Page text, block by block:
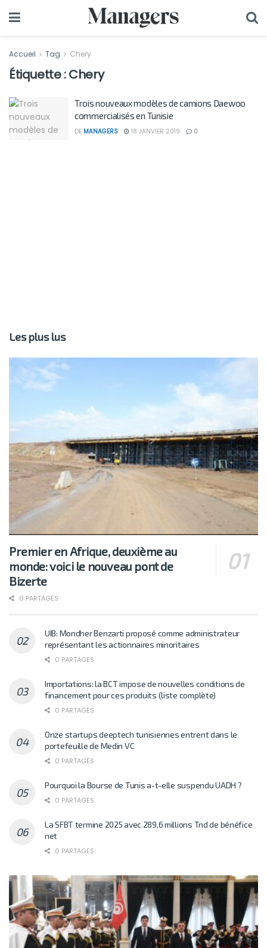
Accueil Tag Chery
Étiquette :Chery
Trois nouveaux modèles de camions Daewoo
commercialisés en Tunisie
DE MANAGERS 18 JANVIER 2019 0
Les plus lus
Premier en Afrique, deuxième au
monde: voici le nouveau pont de
Bizerte
0 PARTAGES
UIB: Mondher Benzarti proposé comme administrateur
représentant les actionnaires minoritaires
0 PARTAGES
Importations: la BCT impose de nouvelles conditions de
financement pour ces produits (liste complète)
0 PARTAGES
Onze startups deeptech tunisiennes entrent dans le
portefeuille de Medin VC
0 PARTAGES
Pourquoi la Bourse de Tunis a-t-elle suspendu UADH ?
0 PARTAGES
La SFBT termine 2025 avec 289,6 millions Tnd de bénéfice
net
0 PARTAGES